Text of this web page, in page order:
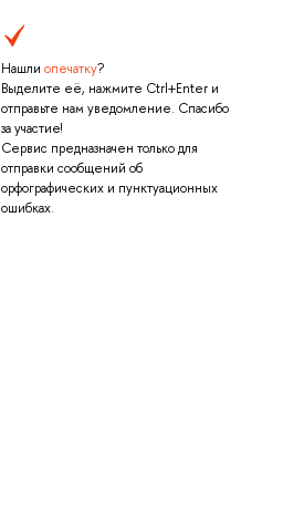
Нашли опечатку?
Выделите её, нажмите Ctrl+Enter и
отправьте нам уведомление. Спасибо
за участие!
Сервис предназначен только для
отправки сообщений об
орфографических и пунктуационных
ошибках.